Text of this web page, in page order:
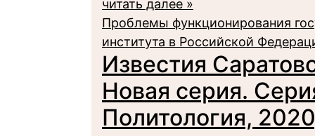
читать далее »
Проблемы функционирования
института в Российской
Известия
Новая серия.
Политология,